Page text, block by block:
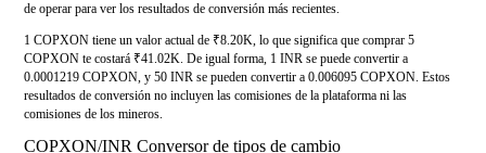
de operar para ver los resultados de conversión más recientes.
1 COPXON tiene un valor actual de ₹8.20K, lo que significa que comprar 5
COPXON te costará ₹41.02K. De igual forma, 1 INR se puede convertir a
0.0001219 COPXON, y 50 INR se pueden convertir a 0.006095 COPXON. Estos
resultados de conversión no incluyen las comisiones de la plataforma ni las
comisiones de los mineros.
COPXON/INR Conversor de tipos de cambio